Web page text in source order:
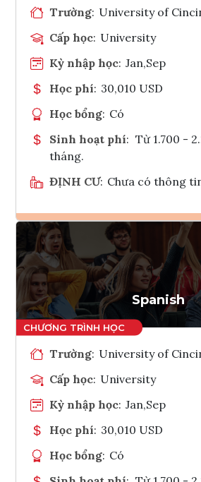
Trường: University of
Cấp học: University
Kỳ nhập học: Jan,Sep
Học phí: 30,010 USD
Học bổng: Có
Sinh hoạt phí: Từ 1.700 -
tháng.
ĐỊNH CƯ: Chưa có thông
Ghi danh
Tham vấn
Spanish
Trường: University of
Cấp học: University
Kỳ nhập học: Jan,Sep
Học phí: 30,010 USD
Học bổng: Có